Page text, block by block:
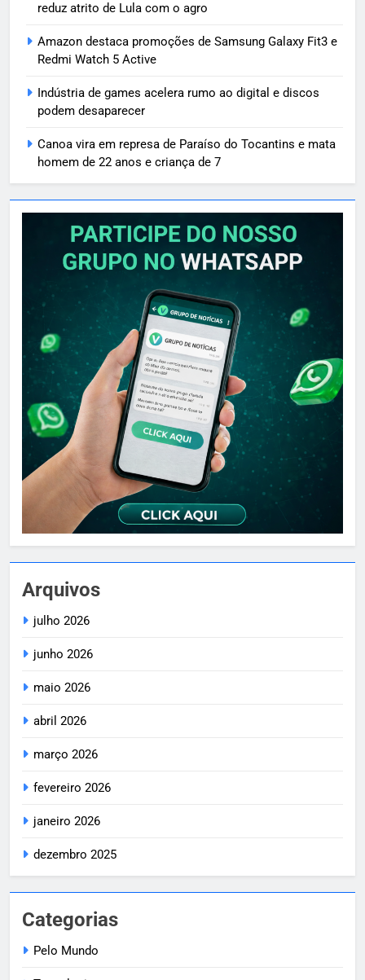
reduz atrito de Lula com o agro
Amazon destaca promoções de Samsung Galaxy Fit3 e
Redmi Watch 5 Active
Indústria de games acelera rumo ao digital e discos
podem desaparecer
Canoa vira em represa de Paraíso do Tocantins e mata
homem de 22 anos e criança de 7
Arquivos
julho 2026
junho 2026
maio 2026
abril 2026
março 2026
fevereiro 2026
janeiro 2026
dezembro 2025
Categorias
Pelo Mundo